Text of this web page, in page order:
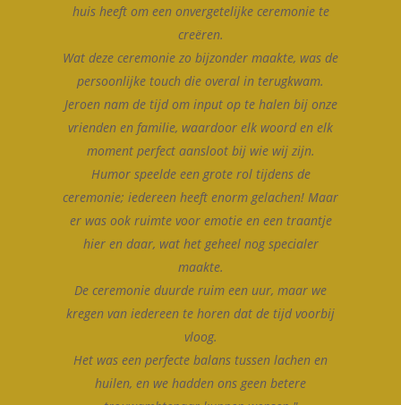
huis heeft om een onvergetelijke ceremonie te
creëren.
Wat deze ceremonie zo bijzonder maakte, was de
persoonlijke touch die overal in terugkwam.
Jeroen nam de tijd om input op te halen bij onze
vrienden en familie, waardoor elk woord en elk
moment perfect aansloot bij wie wij zijn.
Humor speelde een grote rol tijdens de
ceremonie; iedereen heeft enorm gelachen! Maar
er was ook ruimte voor emotie en een traantje
hier en daar, wat het geheel nog specialer
maakte.
De ceremonie duurde ruim een uur, maar we
kregen van iedereen te horen dat de tijd voorbij
vloog.
Het was een perfecte balans tussen lachen en
huilen, en we hadden ons geen betere